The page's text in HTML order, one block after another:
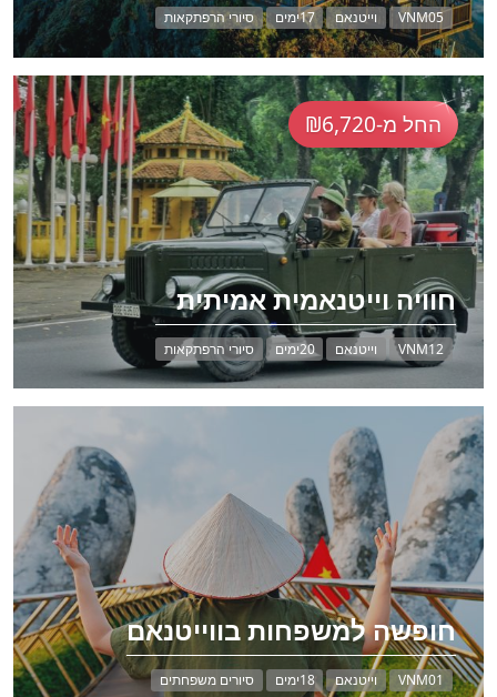
VNM05 וייטנאם 17ימים סיורי הרפתקאות
החל מ-₪6,720
חוויה וייטנאמית אמיתית
VNM12 וייטנאם 20ימים סיורי הרפתקאות
חופשה למשפחות בווייטנאם
VNM01 וייטנאם 18ימים סיורים משפחתים